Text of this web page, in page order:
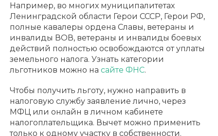
Например, во многих муниципалитетах
Ленинградской области Герои СССР, Герои РФ,
полные кавалеры ордена Славы, ветераны и
инвалиды ВОВ, ветераны и инвалиды боевых
действий полностью освобождаются от уплаты
земельного налога. Узнать категории
льготников можно на сайте ФНС.
Чтобы получить льготу, нужно направить в
налоговую службу заявление лично, через
МФЦ или онлайн в личном кабинете
налогоплательщика. Вычет можно применить
только к одному участку в собственности.